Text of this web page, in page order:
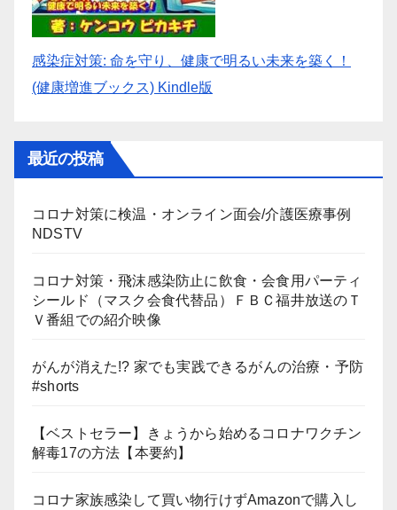
感染症対策: 命を守り、健康で明るい未来を築く！
(健康増進ブックス) Kindle版
最近の投稿
コロナ対策に検温・オンライン面会/介護医療事例
NDSTV
コロナ対策・飛沫感染防止に飲食・会食用パーティ
シールド（マスク会食代替品）ＦＢＣ福井放送のＴ
Ｖ番組での紹介映像
がんが消えた!? 家でも実践できるがんの治療・予防
#shorts
【ベストセラー】きょうから始めるコロナワクチン
解毒17の方法【本要約】
コロナ家族感染して買い物行けずAmazonで購入し